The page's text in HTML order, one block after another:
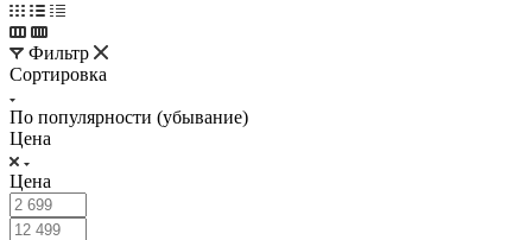
Фильтр
Сортировка
По популярности (убывание)
Цена
Цена